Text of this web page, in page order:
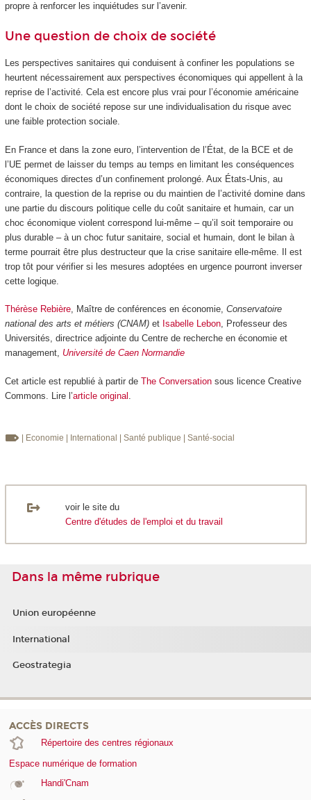
propre à renforcer les inquiétudes sur l’avenir.
Une question de choix de société
Les perspectives sanitaires qui conduisent à confiner les populations se
heurtent nécessairement aux perspectives économiques qui appellent à la
reprise de l’activité. Cela est encore plus vrai pour l’économie américaine
dont le choix de société repose sur une individualisation du risque avec
une faible protection sociale.
En France et dans la zone euro, l’intervention de l’État, de la BCE et de
l’UE permet de laisser du temps au temps en limitant les conséquences
économiques directes d’un confinement prolongé. Aux États-Unis, au
contraire, la question de la reprise ou du maintien de l’activité domine dans
une partie du discours politique celle du coût sanitaire et humain, car un
choc économique violent correspond lui-même – qu’il soit temporaire ou
plus durable – à un choc futur sanitaire, social et humain, dont le bilan à
terme pourrait être plus destructeur que la crise sanitaire elle-même. Il est
trop tôt pour vérifier si les mesures adoptées en urgence pourront inverser
cette logique.
Thérèse Rebière, Maître de conférences en économie, Conservatoire
national des arts et métiers (CNAM)et Isabelle Lebon, Professeur des
Universités, directrice adjointe du Centre de recherche en économie et
management, Université de Caen Normandie
Cet article est republié à partir de The Conversationsous licence Creative
Commons. Lire l’article original
| Economie | International | Santé publique | Santé-social
voir le site du
Centre d'études de l'emploi et du travail
Dans la même rubrique
Union européenne
International
Geostrategia
ACCÈS DIRECTS
Répertoire des centres régionaux
Espace numérique de formation
Handi'Cnam